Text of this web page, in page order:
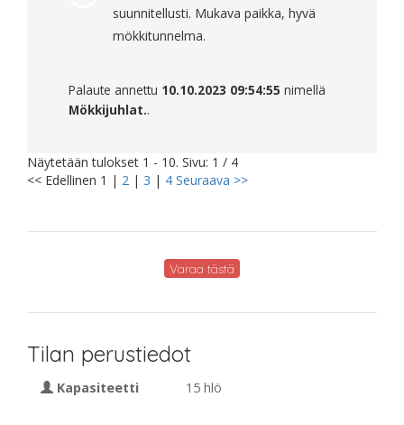
suunnitellusti. Mukava paikka, hyvä
mökkitunnelma.
Palaute annettu 10.10.2023 09:54:55 nimellä
Mökkijuhlat..
Näytetään tulokset 1 - 10. Sivu: 1 / 4
<< Edellinen 1 | 2 | 3 | 4 Seuraava >>
Varaa tästä
Tilan perustiedot
Kapasiteetti 15 hlö